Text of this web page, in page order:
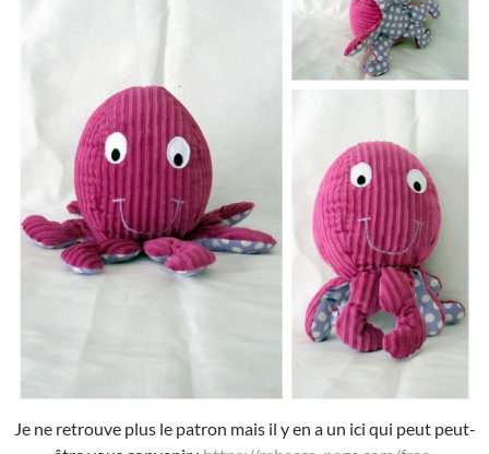
Je ne retrouve plus le patron mais il y en a un ici qui peut peut-